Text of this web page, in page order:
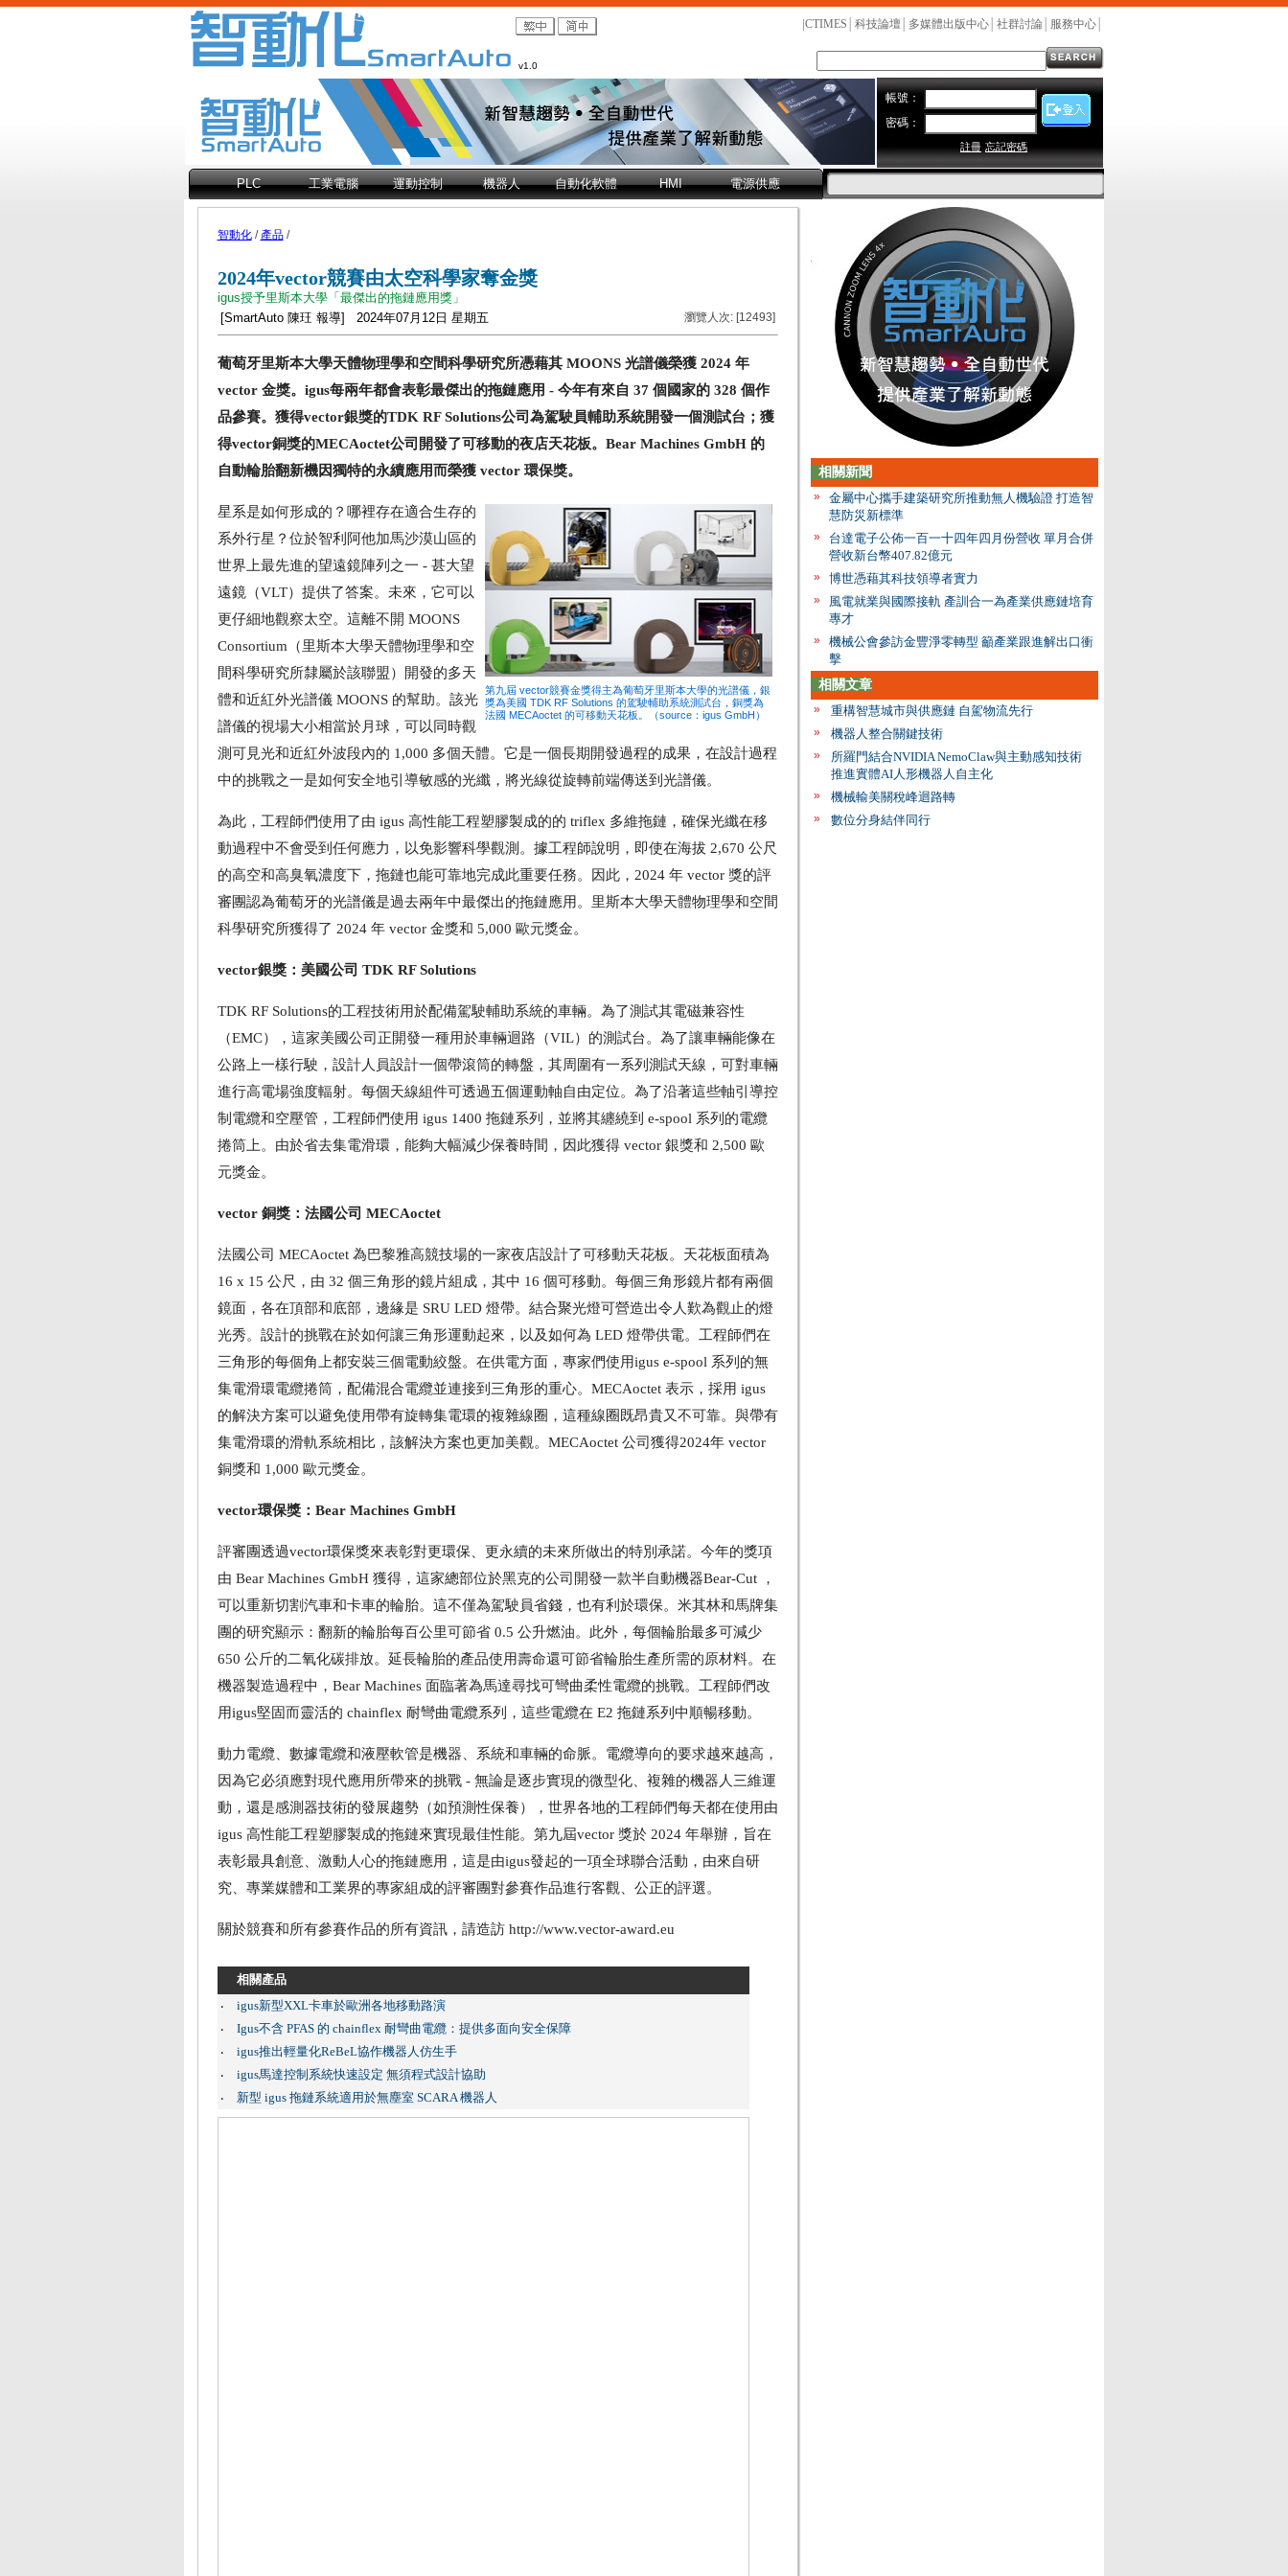
CTIMES 科技論壇 多媒體出版中心 社群討論 服務中心
v1.0
帳號：
密碼：
註冊 忘記密碼
PLC 工業電腦 運動控制 機器人 自動化軟體 HMI 電源供應
智動化/ 產品/
2024年vector競賽由太空科學家奪金獎
igus授予里斯本大學「最傑出的拖鏈應用獎」
[SmartAuto 陳玨 報導] 2024年07月12日 星期五
瀏覽人次: [12493]
葡萄牙里斯本大學天體物理學和空間科學研究所憑藉其 MOONS 光譜儀榮獲 2024 年
vector 金獎。igus每兩年都會表彰最傑出的拖鏈應用 - 今年有來自 37 個國家的 328 個作
品參賽。獲得vector銀獎的TDK RF Solutions公司為駕駛員輔助系統開發一個測試台；獲
得vector銅獎的MECAoctet公司開發了可移動的夜店天花板。Bear Machines GmbH 的
自動輪胎翻新機因獨特的永續應用而榮獲 vector 環保獎。
第九屆 vector競賽金獎得主為葡萄牙里斯本大學的光譜儀，銀
獎為美國 TDK RF Solutions 的駕駛輔助系統測試台，銅獎為
法國 MECAoctet 的可移動天花板。（source：igus GmbH）
星系是如何形成的？哪裡存在適合生存的
系外行星？位於智利阿他加馬沙漠山區的
世界上最先進的望遠鏡陣列之一 - 甚大望
遠鏡（VLT）提供了答案。未來，它可以
更仔細地觀察太空。這離不開 MOONS
Consortium（里斯本大學天體物理學和空
間科學研究所隸屬於該聯盟）開發的多天
體和近紅外光譜儀 MOONS 的幫助。該光
譜儀的視場大小相當於月球，可以同時觀
測可見光和近紅外波段內的 1,000 多個天體。它是一個長期開發過程的成果，在設計過程
中的挑戰之一是如何安全地引導敏感的光纖，將光線從旋轉前端傳送到光譜儀。
為此，工程師們使用了由 igus 高性能工程塑膠製成的的 triflex 多維拖鏈，確保光纖在移
動過程中不會受到任何應力，以免影響科學觀測。據工程師說明，即使在海拔 2,670 公尺
的高空和高臭氧濃度下，拖鏈也能可靠地完成此重要任務。因此，2024 年 vector 獎的評
審團認為葡萄牙的光譜儀是過去兩年中最傑出的拖鏈應用。里斯本大學天體物理學和空間
科學研究所獲得了 2024 年 vector 金獎和 5,000 歐元獎金。
vector銀獎：美國公司 TDK RF Solutions
TDK RF Solutions的工程技術用於配備駕駛輔助系統的車輛。為了測試其電磁兼容性
（EMC），這家美國公司正開發一種用於車輛迴路（VIL）的測試台。為了讓車輛能像在
公路上一樣行駛，設計人員設計一個帶滾筒的轉盤，其周圍有一系列測試天線，可對車輛
進行高電場強度輻射。每個天線組件可透過五個運動軸自由定位。為了沿著這些軸引導控
制電纜和空壓管，工程師們使用 igus 1400 拖鏈系列，並將其纏繞到 e-spool 系列的電纜
捲筒上。由於省去集電滑環，能夠大幅減少保養時間，因此獲得 vector 銀獎和 2,500 歐
元獎金。
vector 銅獎：法國公司 MECAoctet
法國公司 MECAoctet 為巴黎雅高競技場的一家夜店設計了可移動天花板。天花板面積為
16 x 15 公尺，由 32 個三角形的鏡片組成，其中 16 個可移動。每個三角形鏡片都有兩個
鏡面，各在頂部和底部，邊緣是 SRU LED 燈帶。結合聚光燈可營造出令人歎為觀止的燈
光秀。設計的挑戰在於如何讓三角形運動起來，以及如何為 LED 燈帶供電。工程師們在
三角形的每個角上都安裝三個電動絞盤。在供電方面，專家們使用igus e-spool 系列的無
集電滑環電纜捲筒，配備混合電纜並連接到三角形的重心。MECAoctet 表示，採用 igus
的解決方案可以避免使用帶有旋轉集電環的複雜線圈，這種線圈既昂貴又不可靠。與帶有
集電滑環的滑軌系統相比，該解決方案也更加美觀。MECAoctet 公司獲得2024年 vector
銅獎和 1,000 歐元獎金。
vector環保獎：Bear Machines GmbH
評審團透過vector環保獎來表彰對更環保、更永續的未來所做出的特別承諾。今年的獎項
由 Bear Machines GmbH 獲得，這家總部位於黑克的公司開發一款半自動機器Bear-Cut ，
可以重新切割汽車和卡車的輪胎。這不僅為駕駛員省錢，也有利於環保。米其林和馬牌集
團的研究顯示：翻新的輪胎每百公里可節省 0.5 公升燃油。此外，每個輪胎最多可減少
650 公斤的二氧化碳排放。延長輪胎的產品使用壽命還可節省輪胎生產所需的原材料。在
機器製造過程中，Bear Machines 面臨著為馬達尋找可彎曲柔性電纜的挑戰。工程師們改
用igus堅固而靈活的 chainflex 耐彎曲電纜系列，這些電纜在 E2 拖鏈系列中順暢移動。
動力電纜、數據電纜和液壓軟管是機器、系統和車輛的命脈。電纜導向的要求越來越高，
因為它必須應對現代應用所帶來的挑戰 - 無論是逐步實現的微型化、複雜的機器人三維運
動，還是感測器技術的發展趨勢（如預測性保養），世界各地的工程師們每天都在使用由
igus 高性能工程塑膠製成的拖鏈來實現最佳性能。第九屆vector 獎於 2024 年舉辦，旨在
表彰最具創意、激動人心的拖鏈應用，這是由igus發起的一項全球聯合活動，由來自研
究、專業媒體和工業界的專家組成的評審團對參賽作品進行客觀、公正的評選。
關於競賽和所有參賽作品的所有資訊，請造訪 http://www.vector-award.eu
相關產品
‧
igus新型XXL卡車於歐洲各地移動路演
‧
Igus不含 PFAS 的 chainflex 耐彎曲電纜：提供多面向安全保障
‧
igus推出輕量化ReBeL協作機器人仿生手
‧
igus馬達控制系統快速設定 無須程式設計協助
‧
新型 igus 拖鏈系統適用於無塵室 SCARA 機器人
相關新聞
»
金屬中心攜手建築研究所推動無人機驗證 打造智
慧防災新標準
»
台達電子公佈一百一十四年四月份營收 單月合併
營收新台幣407.82億元
» 博世憑藉其科技領導者實力
»
風電就業與國際接軌 產訓合一為產業供應鏈培育
專才
»
機械公會參訪金豐淨零轉型 籲產業跟進解出口衝
擊
相關文章
» 重構智慧城市與供應鏈 自駕物流先行
» 機器人整合關鍵技術
»
所羅門結合NVIDIA NemoClaw與主動感知技術
推進實體AI人形機器人自主化
» 機械輸美關稅峰迴路轉
» 數位分身結伴同行